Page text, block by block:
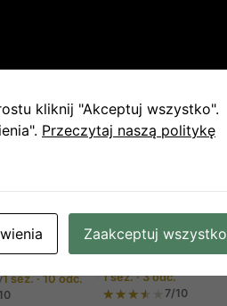
10
1 sez. · 10 odc.
High Water E01-03
(2025)
1 sez. · 3 odc.
7/10
kliknij "Akceptuj wszystko".
Przeczytaj naszą politykę
Zaakceptuj wszystko